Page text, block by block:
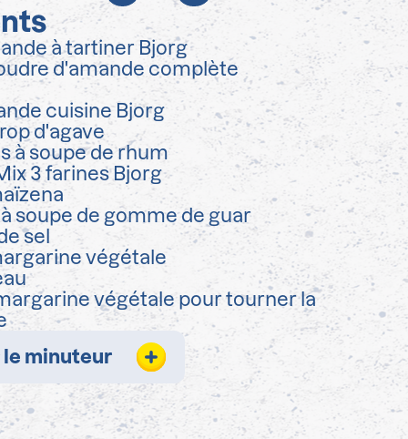
à tartiner Bjorg
d'amande complète
cuisine Bjorg
d'agave
à soupe de rhum
3 farines Bjorg
soupe de gomme de guar
sel
végétale
végétale pour tourner la
minuteur